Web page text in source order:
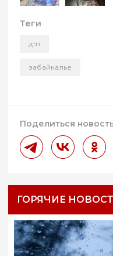
Теги
дтп
забайкалье
Поделиться
ГОРЯЧИЕ